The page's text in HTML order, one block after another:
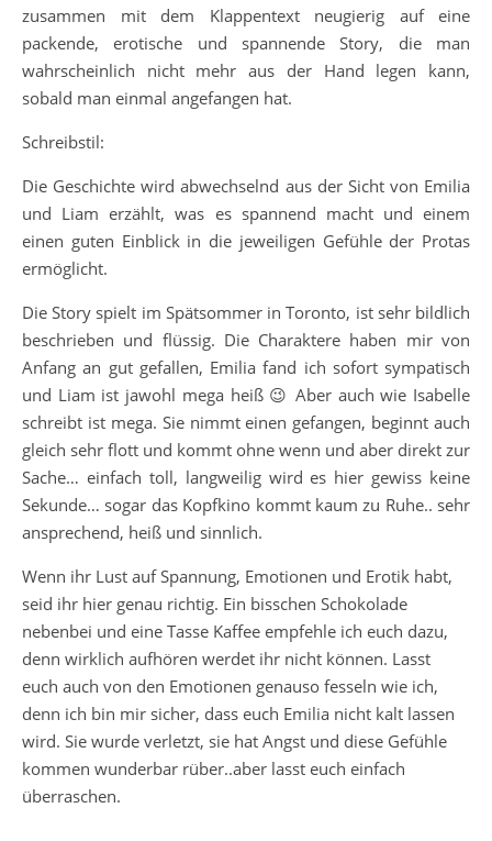
zusammen mit dem Klappentext neugierig auf eine
packende, erotische und spannende Story, die man
wahrscheinlich nicht mehr aus der Hand legen kann,
sobald man einmal angefangen hat.
Schreibstil:
Die Geschichte wird abwechselnd aus der Sicht von Emilia
und Liam erzählt, was es spannend macht und einem
einen guten Einblick in die jeweiligen Gefühle der Protas
ermöglicht.
Die Story spielt im Spätsommer in Toronto, ist sehr bildlich
beschrieben und flüssig. Die Charaktere haben mir von
Anfang an gut gefallen, Emilia fand ich sofort sympatisch
und Liam ist jawohl mega heiß 😉 Aber auch wie Isabelle
schreibt ist mega. Sie nimmt einen gefangen, beginnt auch
gleich sehr flott und kommt ohne wenn und aber direkt zur
Sache… einfach toll, langweilig wird es hier gewiss keine
Sekunde… sogar das Kopfkino kommt kaum zu Ruhe.. sehr
ansprechend, heiß und sinnlich.
Wenn ihr Lust auf Spannung, Emotionen und Erotik habt,
seid ihr hier genau richtig. Ein bisschen Schokolade
nebenbei und eine Tasse Kaffee empfehle ich euch dazu,
denn wirklich aufhören werdet ihr nicht können. Lasst
euch auch von den Emotionen genauso fesseln wie ich,
denn ich bin mir sicher, dass euch Emilia nicht kalt lassen
wird. Sie wurde verletzt, sie hat Angst und diese Gefühle
kommen wunderbar rüber..aber lasst euch einfach
überraschen.